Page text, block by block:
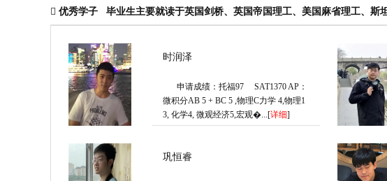
优秀学子 毕业生主要就读于英国剑桥、英国帝国理工、美国麻省理工、
时润泽
申请成绩：托福97 SAT1370 AP：
微积分AB 5 + BC 5 ,物理C力学 4,物理1
3, 化学4, 微观经济5,宏观�...[详细]
巩恒睿